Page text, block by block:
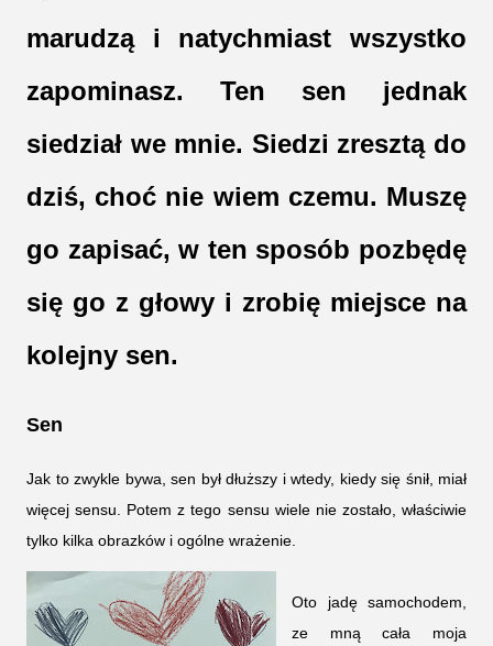
marudzą i natychmiast wszystko
zapominasz. Ten sen jednak
siedział we mnie. Siedzi zresztą do
dziś, choć nie wiem czemu. Muszę
go zapisać, w ten sposób pozbędę
się go z głowy i zrobię miejsce na
kolejny sen.
Sen
Jak to zwykle bywa, sen był dłuższy i wtedy, kiedy się śnił, miał
więcej sensu. Potem z tego sensu wiele nie zostało, właściwie
tylko kilka obrazków i ogólne wrażenie.
Oto jadę samochodem,
ze mną cała moja